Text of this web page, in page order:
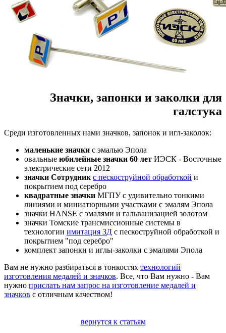
Значки, запонки и заколки для
галстука
Среди изготовленных нами значков, запонок и игл-заколок:
маленькие значки с эмалью Эпола
овальные юбилейные значки 60 лет ИЭСК - Восточные
электрические сети 2012
значки Сотрудник с пескоструйной обработкой и
покрытием под серебро
квадратные значки МГПУ с удивительно тонкими
линиями и миниатюрными участками с эмалям Эпола
значки HANSE с эмалями и гальванизацией золотом
значки Томские трансмиссионные системы в
технологии имитация 3Д с пескоструйной обработкой и
покрытием "под серебро"
комплект запонки и иглы-заколки с эмалями Эпола
Вам не нужно разбираться в тонкостях технологий
изготовления медалей и значков. Все, что Вам нужно - Вам
нужно прислать нам запрос на изготовление медалей и
значков с отличным качеством!
вернутся к статьям